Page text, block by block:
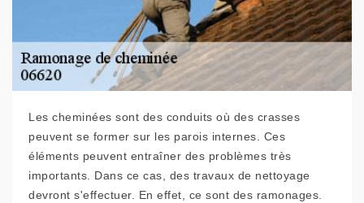
Les cheminées sont des conduits où des crasses
peuvent se former sur les parois internes. Ces
éléments peuvent entraîner des problèmes très
importants. Dans ce cas, des travaux de nettoyage
devront s'effectuer. En effet, ce sont des ramonages.